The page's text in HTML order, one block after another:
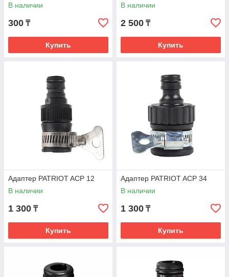
В наличии
300 ₸
Купить
В наличии
2 500 ₸
Купить
Адаптер PATRIOT ACP 12
В наличии
1 300 ₸
Купить
Адаптер PATRIOT ACP 34
В наличии
1 300 ₸
Купить